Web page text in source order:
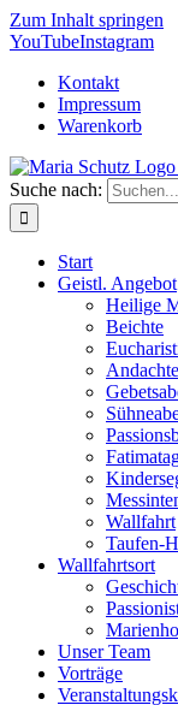
Zum Inhalt springen
YouTubeInstagram
Kontakt
Impressum
Warenkorb
Suche nach:
Start
Geistl. Angebot
Heilige
Beichte
Wallfahrt
Taufen-
Wallfahrtsort
Unser Team
Vorträge